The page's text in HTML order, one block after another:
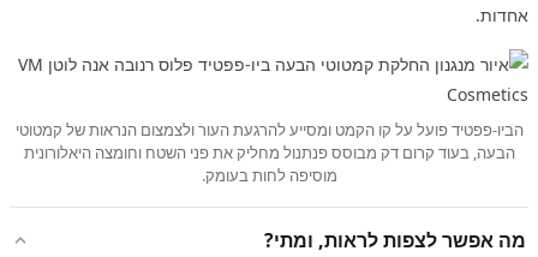
אחדות.
הביו-פפטיד פועל על קו הקמט ומסייע להרגעת העור ולצמצום הנראות של קמטוטי
הבעה, בעוד קרום דק מבוסס פנתנול מחליק את פני השטח וחומצה היאלורונית
מוסיפה לחות בעומק.
מה אפשר לצפות לראות, ומתי?